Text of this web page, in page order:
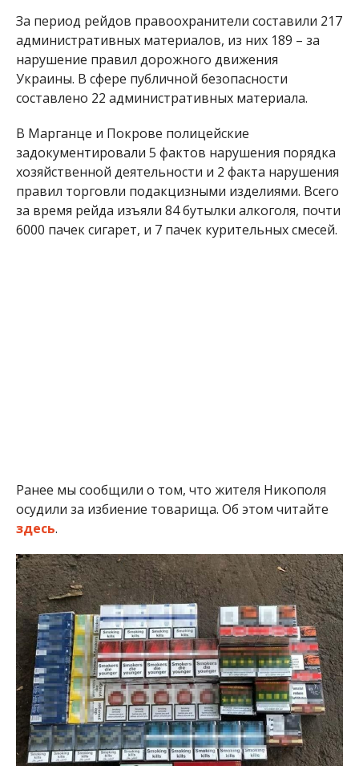
За период рейдов правоохранители составили 217
административных материалов, из них 189 – за
нарушение правил дорожного движения
Украины. В сфере публичной безопасности
составлено 22 административных материала.
В Марганце и Покрове полицейские
задокументировали 5 фактов нарушения порядка
хозяйственной деятельности и 2 факта нарушения
правил торговли подакцизными изделиями. Всего
за время рейда изъяли 84 бутылки алкоголя, почти
6000 пачек сигарет, и 7 пачек курительных смесей.
Ранее мы сообщили о том, что жителя Никополя
осудили за избиение товарища. Об этом читайте
здесь.